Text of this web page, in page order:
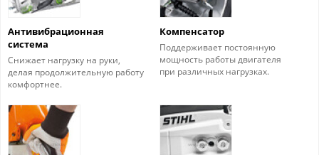
Антивибрационная
система
Снижает нагрузку на руки,
делая продолжительную работу
комфортнее.
Компенсатор
Поддерживает постоянную
мощность работы двигателя
при различных нагрузках.